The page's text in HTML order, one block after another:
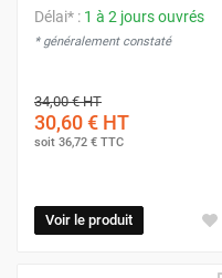
Délai* : 1 à 2 jours ouvrés
* généralement constaté
34,00 €HT
30,60 € HT
soit 36,72 € TTC
Voir le produit